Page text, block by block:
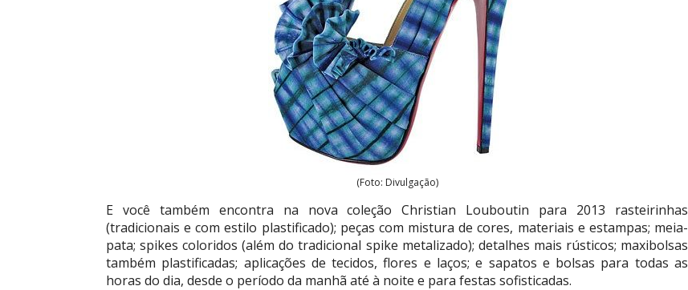
(Foto: Divulgação)
E você também encontra na nova coleção Christian Louboutin para 2013 rasteirinhas
(tradicionais e com estilo plastificado); peças com mistura de cores, materiais e estampas; meia-
pata; spikes coloridos (além do tradicional spike metalizado); detalhes mais rústicos; maxibolsas
também plastificadas; aplicações de tecidos, flores e laços; e sapatos e bolsas para todas as
horas do dia, desde o período da manhã até à noite e para festas sofisticadas.